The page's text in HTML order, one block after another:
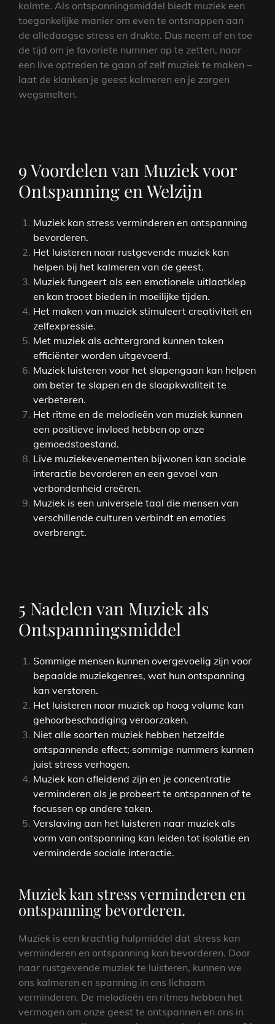
kalmte. Als ontspanningsmiddel biedt muziek een
toegankelijke manier om even te ontsnappen aan
de alledaagse stress en drukte. Dus neem af en toe
de tijd om je favoriete nummer op te zetten, naar
een live optreden te gaan of zelf muziek te maken –
laat de klanken je geest kalmeren en je zorgen
wegsmelten.
9 Voordelen van Muziek voor
Ontspanning en Welzijn
Muziek kan stress verminderen en ontspanning
bevorderen.
Het luisteren naar rustgevende muziek kan
helpen bij het kalmeren van de geest.
Muziek fungeert als een emotionele uitlaatklep
en kan troost bieden in moeilijke tijden.
Het maken van muziek stimuleert creativiteit en
zelfexpressie.
Met muziek als achtergrond kunnen taken
efficiënter worden uitgevoerd.
Muziek luisteren voor het slapengaan kan helpen
om beter te slapen en de slaapkwaliteit te
verbeteren.
Het ritme en de melodieën van muziek kunnen
een positieve invloed hebben op onze
gemoedstoestand.
Live muziekevenementen bijwonen kan sociale
interactie bevorderen en een gevoel van
verbondenheid creëren.
Muziek is een universele taal die mensen van
verschillende culturen verbindt en emoties
overbrengt.
5 Nadelen van Muziek als
Ontspanningsmiddel
Sommige mensen kunnen overgevoelig zijn voor
bepaalde muziekgenres, wat hun ontspanning
kan verstoren.
Het luisteren naar muziek op hoog volume kan
gehoorbeschadiging veroorzaken.
Niet alle soorten muziek hebben hetzelfde
ontspannende effect; sommige nummers kunnen
juist stress verhogen.
Muziek kan afleidend zijn en je concentratie
verminderen als je probeert te ontspannen of te
focussen op andere taken.
Verslaving aan het luisteren naar muziek als
vorm van ontspanning kan leiden tot isolatie en
verminderde sociale interactie.
Muziek kan stress verminderen en
ontspanning bevorderen.
Muziek is een krachtig hulpmiddel dat stress kan
verminderen en ontspanning kan bevorderen. Door
naar rustgevende muziek te luisteren, kunnen we
ons kalmeren en spanning in ons lichaam
verminderen. De melodieën en ritmes hebben het
vermogen om onze geest te ontspannen en ons in